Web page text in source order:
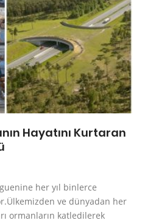
Hayatını Kurtaran
her yıl binlerce
ve dünyadan her
ormanların katledilerek